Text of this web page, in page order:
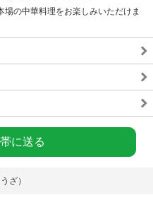
の中華料理をお楽しみいただけま
に送る
ざ）